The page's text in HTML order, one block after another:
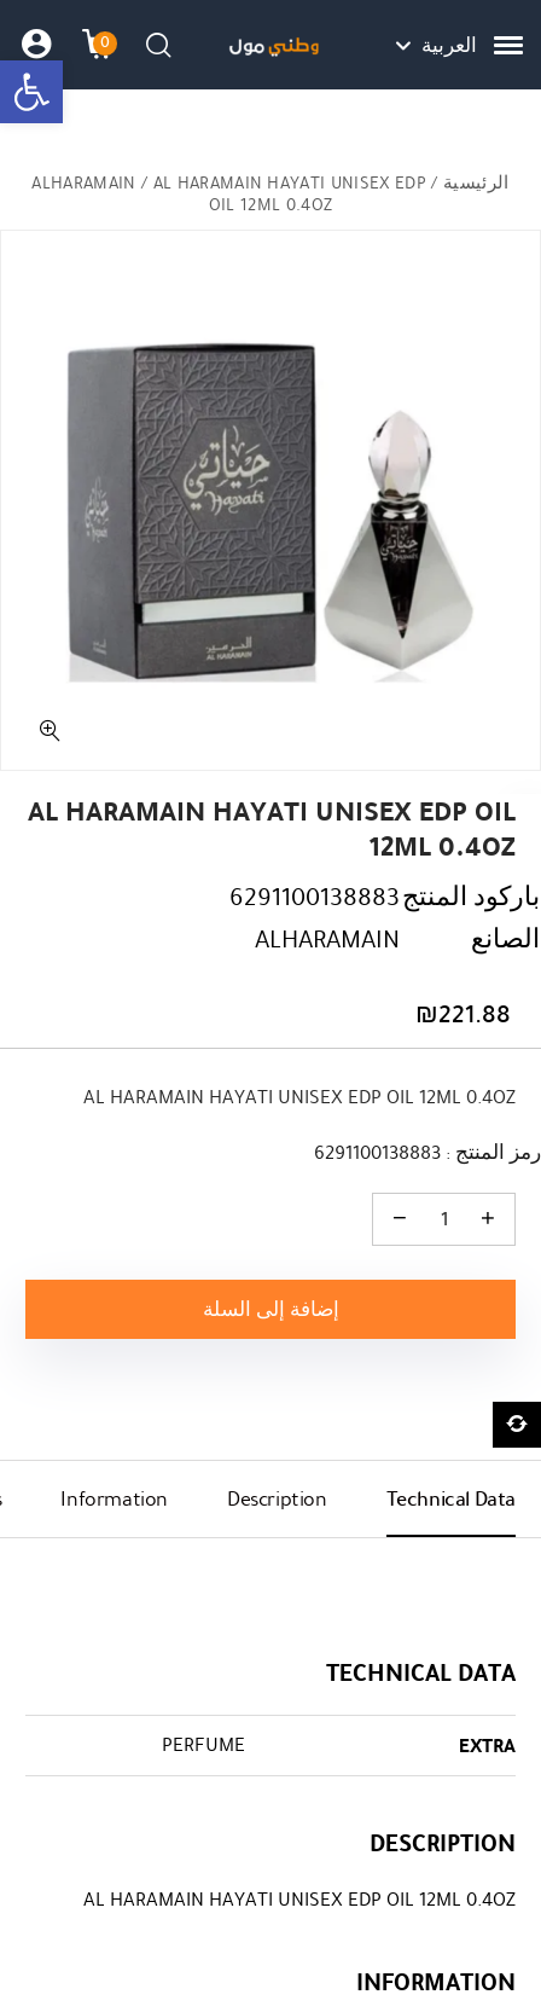
هل نزلت التطبيق ليصلك كل جديد ؟
العربية 0
עגלתחיפוש
الرئيسية /
ALHARAMAIN / AL HARAMAIN HAYATI UNISEX EDP
OIL 12ML 0.4OZ
AL HARAMAIN HAYATI UNISEX EDP OIL
12ML 0.4OZ
باركود المنتج6291100138883
الصانع
ALHARAMAIN
₪221.88
AL HARAMAIN HAYATI UNISEX EDP OIL 12ML 0.4OZ
رمز المنتج : 6291100138883
كمية AL HARAMAIN HAYATI UNISEX EDP OIL 12ML 0.4OZ
إضافة إلى السلة
Technical Data
Description
Information
TECHNICAL DATA
EXTRA
PERFUME
DESCRIPTION
AL HARAMAIN HAYATI UNISEX EDP OIL 12ML 0.4OZ
INFORMATION